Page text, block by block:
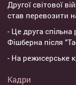
Другої світової
став перевозити
- Це друга спільна
Фішберна після
- На режисерське
Кадри